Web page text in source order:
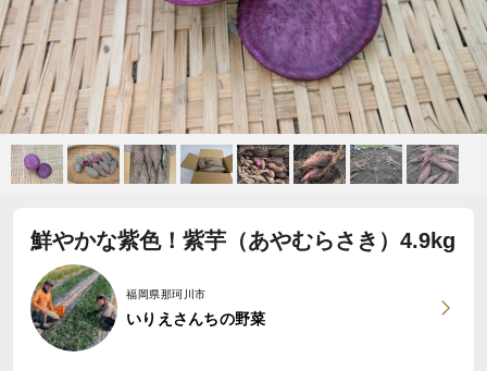
鮮やかな紫色！紫芋（あやむらさき）4.9kg
福岡県那珂川市
いりえさんちの野菜